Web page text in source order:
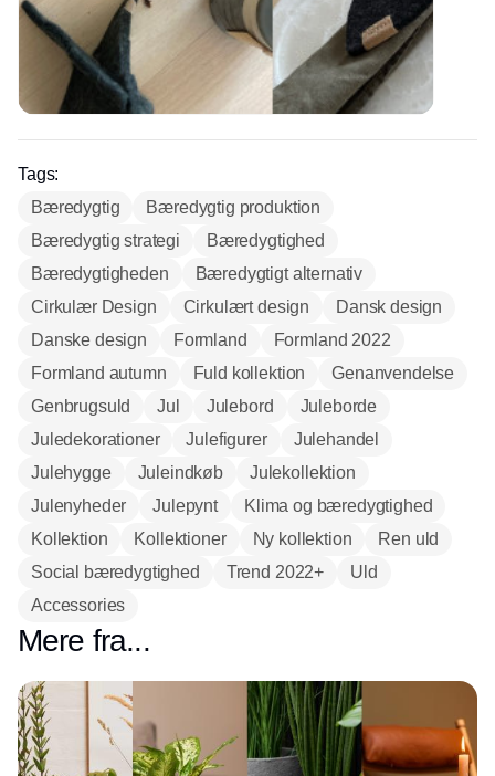
Tags:
Bæredygtig
Bæredygtig produktion
Bæredygtig strategi
Bæredygtighed
Bæredygtigheden
Bæredygtigt alternativ
Cirkulær Design
Cirkulært design
Dansk design
Danske design
Formland
Formland 2022
Formland autumn
Fuld kollektion
Genanvendelse
Genbrugsuld
Jul Julebord
Juleborde
Juledekorationer
Julefigurer
Julehandel
Julehygge
Juleindkøb
Julekollektion
Julenyheder
Julepynt
Klima og bæredygtighed
Kollektion
Kollektioner Ny kollektion
Ren uld
Social bæredygtighed
Trend 2022+
Uld
Accessories
Mere fra...